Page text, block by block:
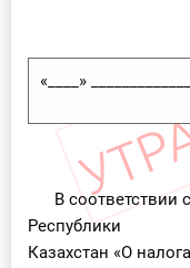
«____»
В соответствии
Республики
Казахстан «О